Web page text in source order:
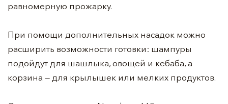
равномерную прожарку.
При помощи дополнительных насадок можно
расширить возможности готовки: шампуры
подойдут для шашлыка, овощей и кебаба, а
корзина — для крылышек или мелких продуктов.